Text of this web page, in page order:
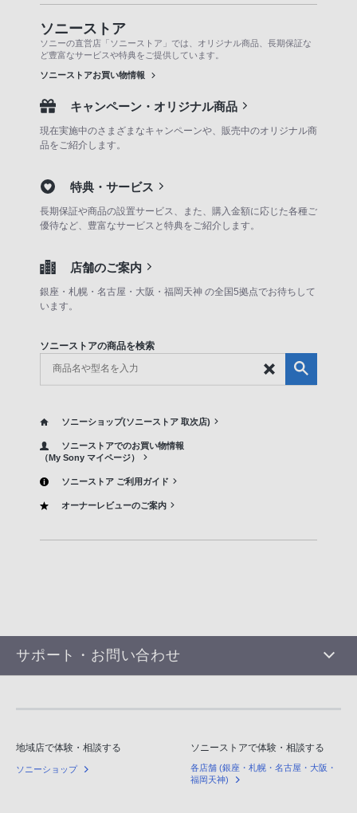
ソニーストア
ソニーの直営店「ソニーストア」では、オリジナル商品、長期保証な
ど豊富なサービスや特典をご提供しています。
ソニーストアお買い物情報
キャンペーン・オリジナル商品
現在実施中のさまざまなキャンペーンや、販売中のオリジナル商
品をご紹介します。
特典・サービス
長期保証や商品の設置サービス、また、購入金額に応じた各種ご
優待など、豊富なサービスと特典をご紹介します。
店舗のご案内
銀座・札幌・名古屋・大阪・福岡天神 の全国5拠点でお待ちして
います。
ソニーストアの商品を検索
ソニーショップ(ソニーストア 取次店)
ソニーストアでのお買い物情報
（My Sony マイページ）
ソニーストア ご利用ガイド
オーナーレビューのご案内
サポート・お問い合わせ
地域店で体験・相談する
ソニーショップ
ソニーストアで体験・相談する
各店舗 (銀座・札幌・名古屋・大阪・
福岡天神)